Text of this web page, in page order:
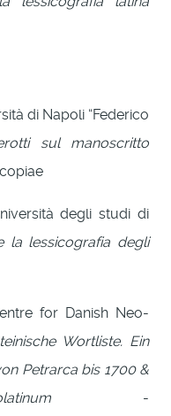
di Napoli “Federico
sul manoscritto
degli studi di
la lessicografia degli
for Danish Neo-
Wortliste. Ein
Petrarca bis 1700 &
-